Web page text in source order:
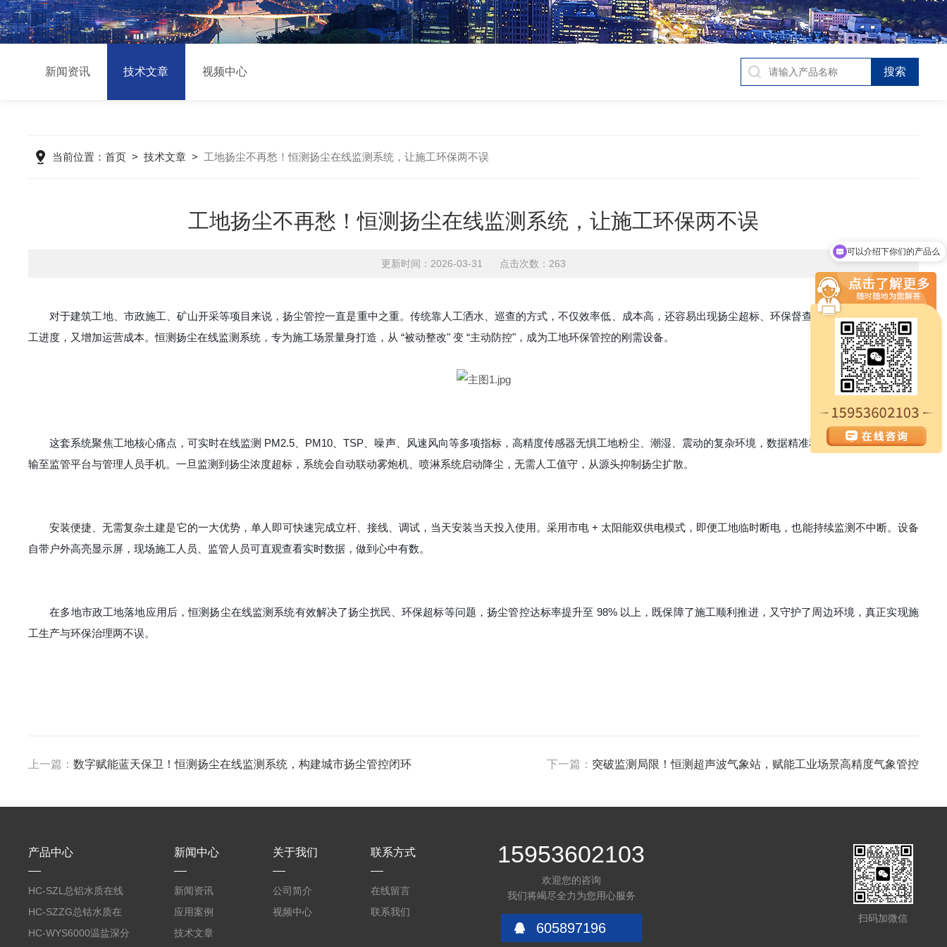
新闻资讯 技术文章 视频中心
当前位置：首页 >技术文章 > 工地扬尘不再愁！恒测扬尘在线监测系统，让施工环保两不误
工地扬尘不再愁！恒测扬尘在线监测系统，让施工环保两不误
更新时间：2026-03-31 点击次数：263
对于建筑工地、市政施工、矿山开采等项目来说，扬尘管控一直是重中之重。传统靠人工洒水、巡查的方式，不仅效率低、成本高，还容易出现扬尘超标、环保督查整改的问题，既影响施
工进度，又增加运营成本。恒测扬尘在线监测系统，专为施工场景量身打造，从 “被动整改" 变 “主动防控"，成为工地环保管控的刚需设备。
这套系统聚焦工地核心痛点，可实时在线监测 PM2.5、PM10、TSP、噪声、风速风向等多项指标，高精度传感器无惧工地粉尘、潮湿、震动的复杂环境，数据精准稳定，24 小时不间断传
输至监管平台与管理人员手机。一旦监测到扬尘浓度超标，系统会自动联动雾炮机、喷淋系统启动降尘，无需人工值守，从源头抑制扬尘扩散。
安装便捷、无需复杂土建是它的一大优势，单人即可快速完成立杆、接线、调试，当天安装当天投入使用。采用市电 + 太阳能双供电模式，即便工地临时断电，也能持续监测不中断。设备
自带户外高亮显示屏，现场施工人员、监管人员可直观查看实时数据，做到心中有数。
在多地市政工地落地应用后，恒测扬尘在线监测系统有效解决了扬尘扰民、环保超标等问题，扬尘管控达标率提升至 98% 以上，既保障了施工顺利推进，又守护了周边环境，真正实现施
工生产与环保治理两不误。
上一篇：数字赋能蓝天保卫！恒测扬尘在线监测系统，构建城市扬尘管控闭环 下一篇： 突破监测局限！恒测超声波气象站，赋能工业场景高精度气象管控
产品中心
HC-SZL总铝水质在线
分析仪
HC-SZZG总钴水质在
线分析仪
HC-WYS6000温盐深分
新闻中心
新闻资讯
应用案例
技术文章
关于我们
公司简介
视频中心
联系方式
在线留言
联系我们
15953602103
欢迎您的咨询
我们将竭尽全力为您用心服务
605897196
扫码加微信
可以介绍下你们的产品么